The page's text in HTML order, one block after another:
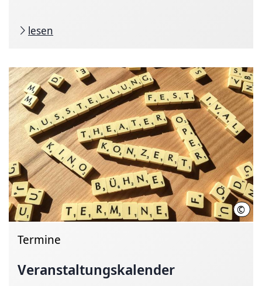
lesen
©
Termine
Veranstaltungskalender